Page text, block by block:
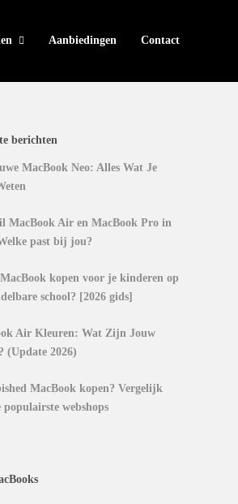
Aanbiedingen Contact
berichten
MacBook Neo: Alles Wat Je
MacBook Air en MacBook Pro in
past bij jou?
kopen voor je kinderen op
school? [2026 gids]
Air Kleuren: Wat Zijn Jouw
(Update 2026)
MacBook kopen? Vergelijk
populairste webshops